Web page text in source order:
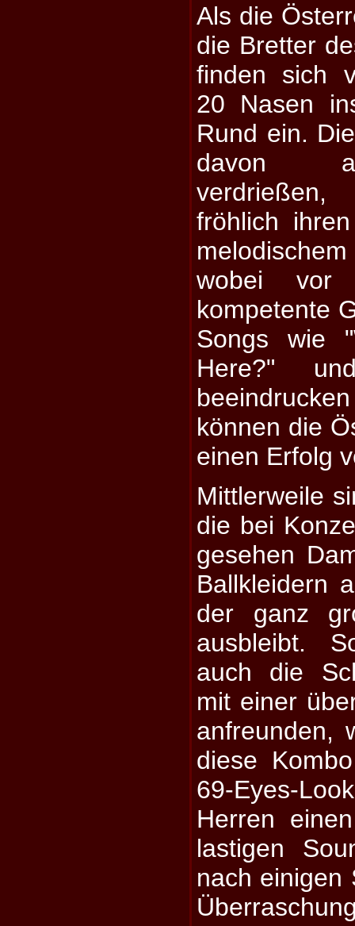
Als die
die Bretter
finden sich
20 Nasen
Rund ein.
davon
fröhlich
wobei
kompetente
Songs wie
Here?"
können die
einen Erfolg
Mittlerweile
die bei
gesehen
Ballkleidern
der ganz
ausbleibt.
auch die
mit einer
anfreunden,
diese
69-Eyes-
Herren
lastigen
nach einigen